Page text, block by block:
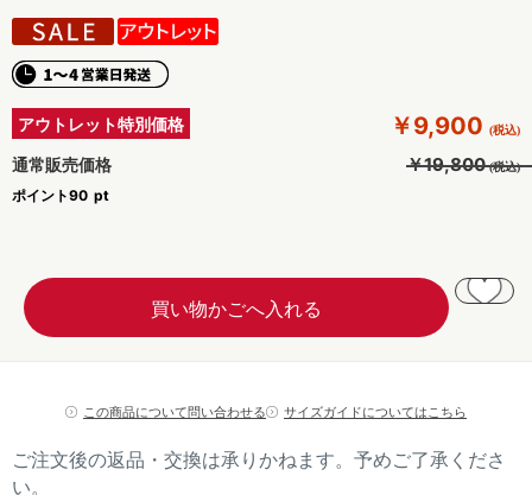
アウトレット特別価格 ￥9,900
通常販売価格 ￥19,800
ポイント90
この商品について問い合わせる サイズガイドについてはこちら
ご注文後の返品・交換は承りかねます。予めご了承くださ
い。